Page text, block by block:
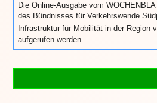
Die Online-Ausgabe vom
des Bündnisses für Verkehrswende
Infrastruktur für Mobilität in der Region
aufgerufen werden.